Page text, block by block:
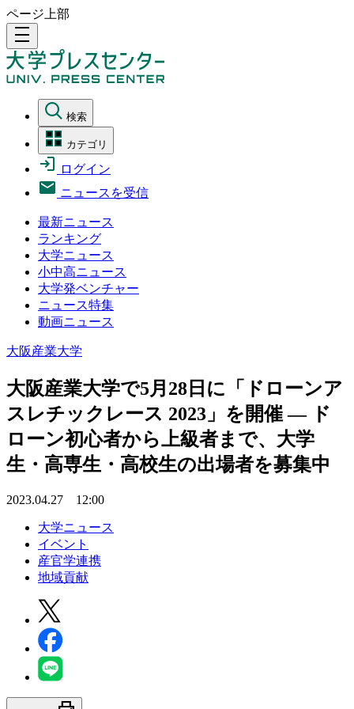
ページ上部
density_medium
検索
カテゴリ
ログイン
ニュースを受信
最新ニュース
ランキング
大学ニュース
小中高ニュース
大学発ベンチャー
ニュース特集
動画ニュース
大阪産業大学
大阪産業大学で5月28日に「ドローンア
スレチックレース 2023」を開催 — ド
ローン初心者から上級者まで、大学
生・高専生・高校生の出場者を募集中
2023.04.27 12:00
大学ニュース
イベント
産官学連携
地域貢献